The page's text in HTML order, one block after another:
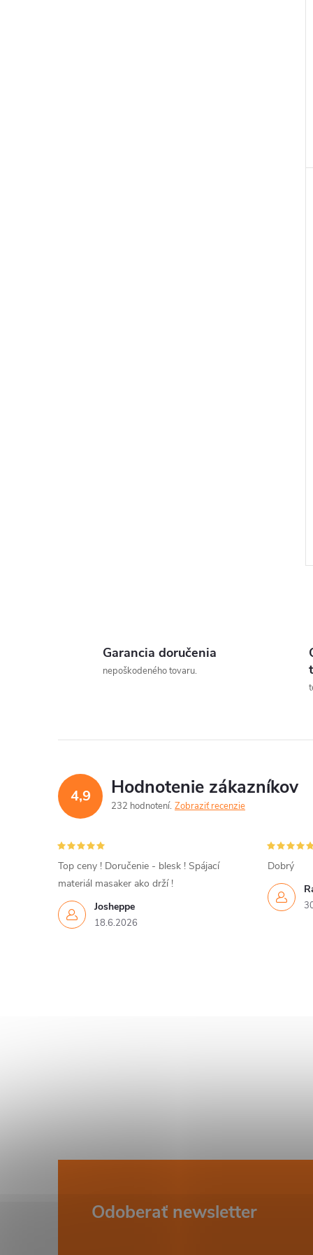
l
r
Garancia doručenia
nepoškodeného tovaru.
4,9 Hodnotenie zákazníkov
232 hodnotení Zobraziť recenzie
Josheppe
18.6.2026
Top ceny ! Doručenie - blesk ! Spájací
materiál masaker ako drží !
Dobrý
Odoberať newsletter